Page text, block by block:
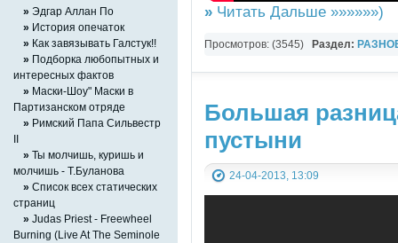
» Читать Дальше »»»»»»)
Просмотров: (3545) Раздел:
Большая
пустыни
24-04-2013, 13:09
» Эдгар Аллан По
» История опечаток
» Как завязывать Галстук!!
» Подборка любопытных и
интересных фактов
» Маски-Шоу" Маски в
Партизанском отряде
» Римский Папа Сильвестр
II
» Ты молчишь, куришь и
молчишь - Т.Буланова
» Список всех статических
страниц
» Judas Priest - Freewheel
Burning (Live At The Seminole